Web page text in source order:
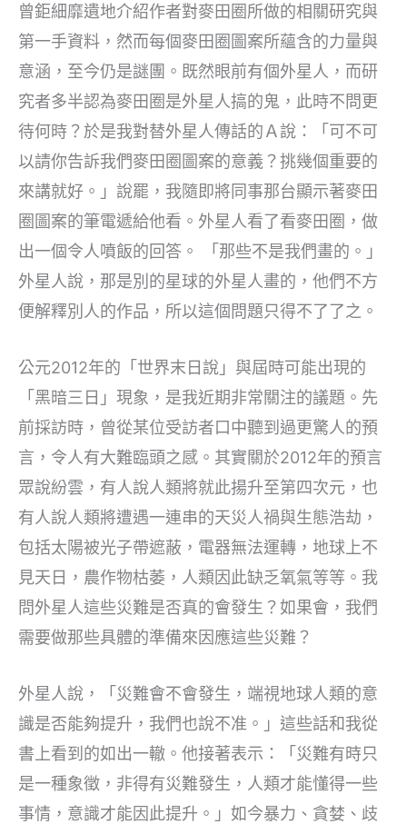
曾鉅細靡遺地介紹作者對麥田圈所做的相關研究與
第一手資料，然而每個麥田圈圖案所蘊含的力量與
意涵，至今仍是謎團。既然眼前有個外星人，而研
究者多半認為麥田圈是外星人搞的鬼，此時不問更
待何時？於是我對替外星人傳話的Ａ說：「可不可
以請你告訴我們麥田圈圖案的意義？挑幾個重要的
來講就好。」說罷，我隨即將同事那台顯示著麥田
圈圖案的筆電遞給他看。外星人看了看麥田圈，做
出一個令人噴飯的回答。 「那些不是我們畫的。」
外星人說，那是別的星球的外星人畫的，他們不方
便解釋別人的作品，所以這個問題只得不了了之。
公元2012年的「世界末日說」與屆時可能出現的
「黑暗三日」現象，是我近期非常關注的議題。先
前採訪時，曾從某位受訪者口中聽到過更驚人的預
言，令人有大難臨頭之感。其實關於2012年的預言
眾說紛雲，有人說人類將就此揚升至第四次元，也
有人說人類將遭遇一連串的天災人禍與生態浩劫，
包括太陽被光子帶遮蔽，電器無法運轉，地球上不
見天日，農作物枯萎，人類因此缺乏氧氣等等。我
問外星人這些災難是否真的會發生？如果會，我們
需要做那些具體的準備來因應這些災難？
外星人說，「災難會不會發生，端視地球人類的意
識是否能夠提升，我們也說不准。」這些話和我從
書上看到的如出一轍。他接著表示：「災難有時只
是一種象徵，非得有災難發生，人類才能懂得一些
事情，意識才能因此提升。」如今暴力、貪婪、歧